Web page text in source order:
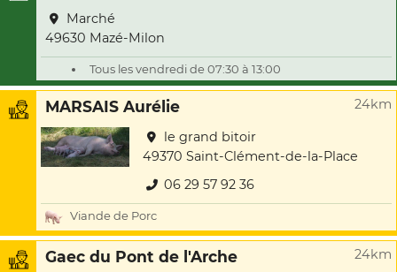
Marché
49630 Mazé-Milon
Tous les vendredi de 07:30 à 13:00
MARSAIS Aurélie 24km
le grand bitoir
49370 Saint-Clément-de-la-Place
06 29 57 92 36
Viande de Porc
Gaec du Pont de l'Arche 24km